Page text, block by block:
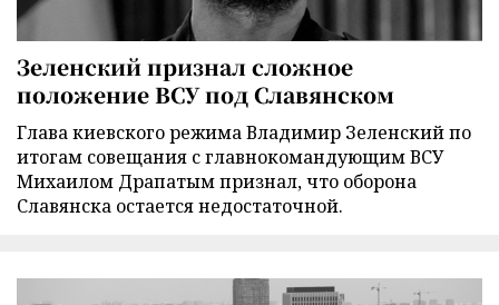
Зеленский признал сложное
положение ВСУ под Славянском
Глава киевского режима Владимир Зеленский по
итогам совещания с главнокомандующим ВСУ
Михаилом Драпатым признал, что оборона
Славянска остается недостаточной.